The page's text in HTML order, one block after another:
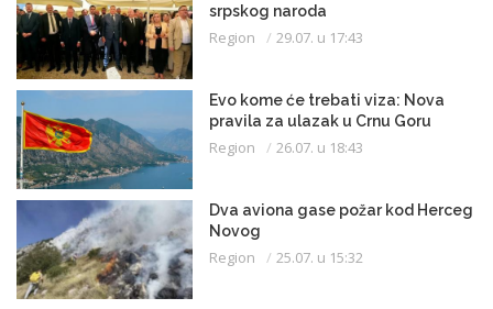
srpskog naroda
Region 29.07. u 17:43
Evo kome će trebati viza: Nova
pravila za ulazak u Crnu Goru
Region 26.07. u 18:43
Dva aviona gase požar kod Herceg
Novog
Region 25.07. u 15:32